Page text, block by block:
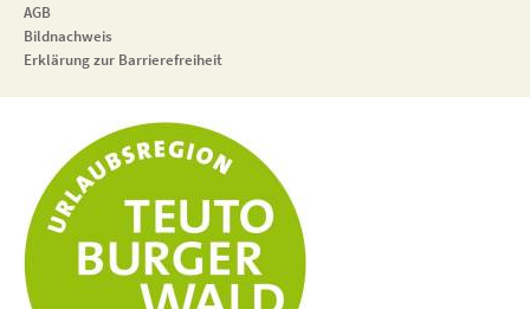
AGB
Bildnachweis
Erklärung zur Barrierefreiheit